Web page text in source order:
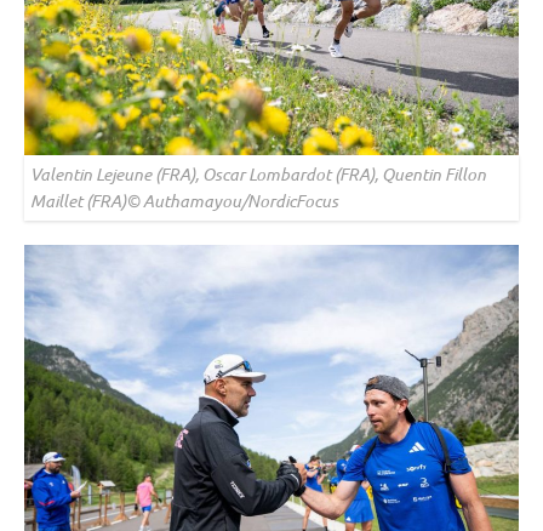
Valentin Lejeune (FRA), Oscar Lombardot (FRA), Quentin Fillon
Maillet (FRA)© Authamayou/NordicFocus